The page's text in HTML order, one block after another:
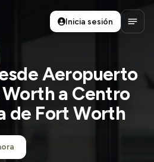
Inicia sesión
Abrir
Aeropuerto
Worth a Centro
de Fort Worth